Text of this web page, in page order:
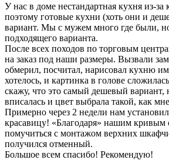
У нас в доме нестандартная кухня из-за
поэтому готовые кухни (хоть они и
вариант. Мы с мужем много где были,
подходящего варианта.
После всех походов по торговым
на заказ под наши размеры. Вызвали
обмерил, посчитал, нарисовал кухню
хотелось, и картинка в голове
скажу, что это самый дешевый вариант,
вписалась и цвет выбрала такой, как
Примерно через 2 недели нам
красавицу! «Благодаря» нашим
помучиться с монтажом верхних
получился отменный.
Большое всем спасибо! Рекомендую!